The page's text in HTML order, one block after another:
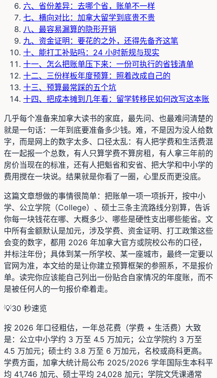
六、省份差异：去哪个省，账单不一样
七、横向对比：加拿大留学到底贵不贵
八、最容易漏算的隐形开销
九、资金证明：要花的之外，还得先备齐这笔
十、能打工补贴吗：24 小时新规与现实
十一、怎么把账单压下来：一份可执行的省钱清单
十二、三份样板年度预算：照着改成自己的
十三、预算最常踩的五个坑
十四、把成本摊到几年看：留学转移民如何改写这本账
几乎每个准备来加拿大读书的家庭，最先问、也最难问清楚的
就是一句话：一年到底要准备多少钱。难，不是因为没人给数
字，而是网上的数字太多、口径太乱：有人把学费和生活费混
在一起报一个总数，有人只算学费不算房租，有人拿三年前的
房价当现在的标准，还有人把魁省和安省、把大学和中小学的
费用搅在一块说。结果就是你看了一圈，心里反而更没底。
这篇文章想做的事情很简单：把账单一项一项拆开，按中小
学、公立学院（College）、硕士三条主流路线分别算，告诉
你每一块钱花在哪、大概多少、哪些是硬性支出哪些能省。文
中所有金额默认是加元，涉及学费、资金证明、打工政策这些
会变的数字，都用 2026 年加拿大官方或院校公布的口径，
并标注年份；具体到某一所学校、某一座城市，最终一定要以
官网为准，本文给的是让你建立预算框架的参照系，不是报价
单。读完你应该能自己列出一份贴合自家情况的年度账，而不
是被任何人的一句报价牵着走。
💡30 秒速览
按 2026 年口径粗估，一年总花费（学费 + 生活费）大致
是：公立中小学约 3 万至 4.5 万加元；公立学院约 3 万至
4.5 万加元；硕士约 3.8 万至 6 万加元，名校或商科更高。
学费方面，加拿大统计局公布 2025/2026 学年国际生本科平
均 41,746 加元、硕士平均 24,028 加元；学院文凭课通常